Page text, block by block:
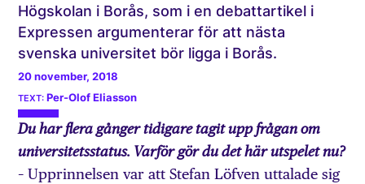
Högskolan i Borås, som i en debattartikel i
Expressen argumenterar för att nästa
svenska universitet bör ligga i Borås.
20 november, 2018
Per-Olof Eliasson
Du har flera gånger tidigare tagit upp frågan om
universitetsstatus. Varför gör du det här utspelet nu?
– Upprinnelsen var att Stefan Löfven uttalade sig